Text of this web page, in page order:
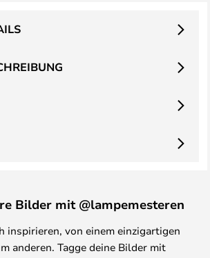
Bilder mit @lampemesteren
inspirieren, von einem einzigartigen
anderen. Tagge deine Bilder mit